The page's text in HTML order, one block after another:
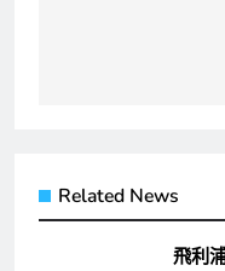
Related News
飛利